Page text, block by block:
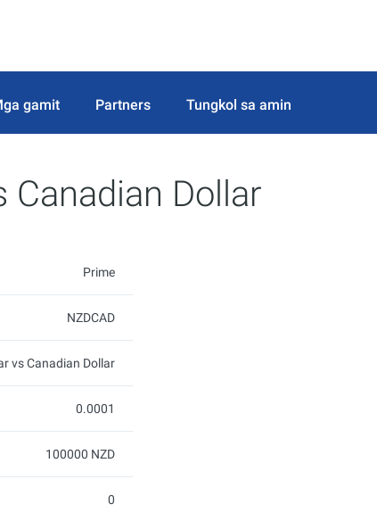
gamit Partners Tungkol sa amin
Canadian Dollar
Prime
NZDCAD
vs Canadian Dollar
0.0001
100000 NZD
0